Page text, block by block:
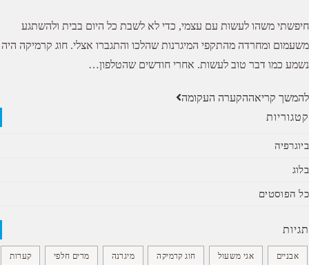
חיפשתי משהו לעשות עם עצמי, כדי לא לשבת כל היום בבית ולהשתגע
משעמום ומחרדה מהתקפי המיגרנות שהלכו והתגברו אצלי. חוג קרמיקה היה
נשמע כמו דבר טוב לעשות. אחרי חודשים שהטלפון…
להמשך קריאההקערה העקומה
קטגוריות
ביוגרפיה
בלוג
כל הפוסטים
תגיות
אבניים אגי משעול חוג קרמיקה מיגרנה מרים חלפי קערות